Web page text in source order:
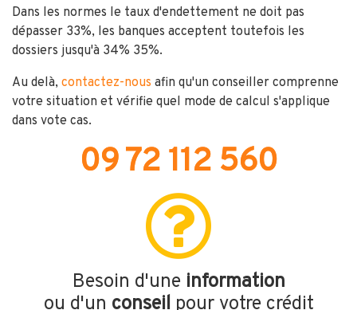
Dans les normes le taux d'endettement ne doit pas
dépasser 33%, les banques acceptent toutefois les
dossiers jusqu'à 34% 35%.
Au delà, contactez-nous afin qu'un conseiller comprenne
votre situation et vérifie quel mode de calcul s'applique
dans vote cas.
09 72 112 560
Besoin d'une information
ou d'un conseil pour votre crédit